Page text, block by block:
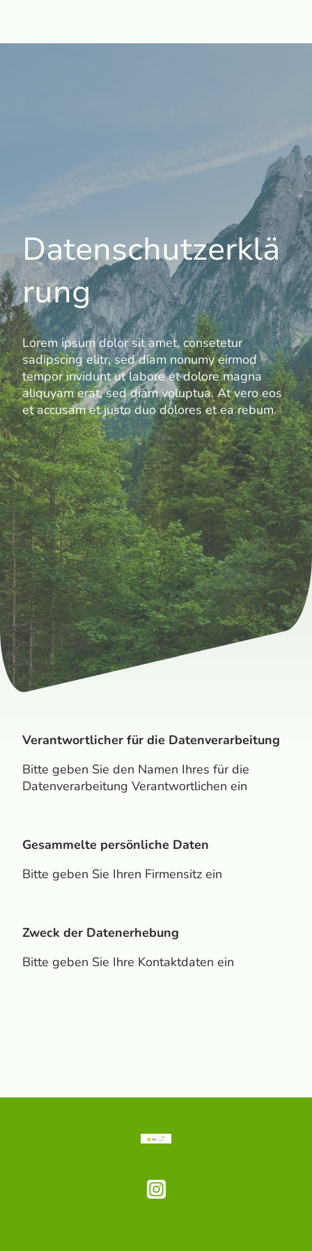
Datenschutzerklä
rung
Lorem ipsum dolor sit amet, consetetur
sadipscing elitr, sed diam nonumy eirmod
tempor invidunt ut labore et dolore magna
aliquyam erat, sed diam voluptua. At vero eos
et accusam et justo duo dolores et ea rebum.
Verantwortlicher für die Datenverarbeitung
Bitte geben Sie den Namen Ihres für die
Datenverarbeitung Verantwortlichen ein
Gesammelte persönliche Daten
Bitte geben Sie Ihren Firmensitz ein
Zweck der Datenerhebung
Bitte geben Sie Ihre Kontaktdaten ein